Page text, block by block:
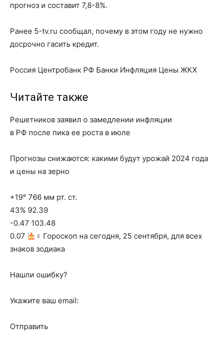
прогноз и составит 7,8-8%.
Ранее 5-tv.ru сообщал, почему в этом году не нужно
досрочно гасить кредит.
Россия Центробанк РФ Банки Инфляция Цены ЖКХ
Читайте также
Решетников заявил о замедлении инфляции
в РФ после пика ее роста в июле
Прогнозы снижаются: какими будут урожай 2024 года
и цены на зерно
+19° 766 мм рт. ст.
43% 92.39
-0.47 103.48
0.07
‍♀ Гороскоп на сегодня, 25 сентября, для всех
знаков зодиака
Нашли ошибку?
Укажите ваш email:
Отправить